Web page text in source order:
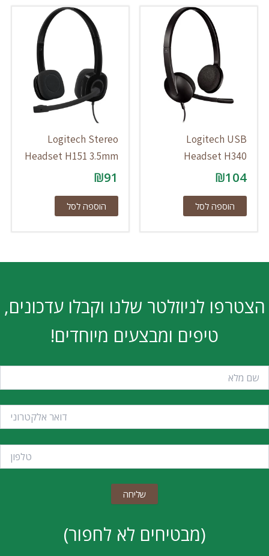
Logitech USB
Headset H340
₪104
הוספה לסל
Logitech Stereo
Headset H151 3.5mm
₪91
הוספה לסל
הצטרפו לניוזלטר שלנו וקבלו עדכונים,
טיפים ומבצעים מיוחדים!
(מבטיחים לא לחפור)